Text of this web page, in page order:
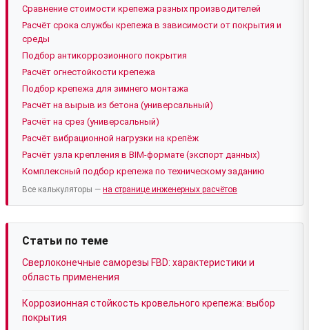
Сравнение стоимости крепежа разных производителей
Расчёт срока службы крепежа в зависимости от покрытия и
среды
Подбор антикоррозионного покрытия
Расчёт огнестойкости крепежа
Подбор крепежа для зимнего монтажа
Расчёт на вырыв из бетона (универсальный)
Расчёт на срез (универсальный)
Расчёт вибрационной нагрузки на крепёж
Расчёт узла крепления в BIM-формате (экспорт данных)
Комплексный подбор крепежа по техническому заданию
Все калькуляторы — на странице инженерных расчётов
Статьи по теме
Сверлоконечные саморезы FBD: характеристики и
область применения
Коррозионная стойкость кровельного крепежа: выбор
покрытия